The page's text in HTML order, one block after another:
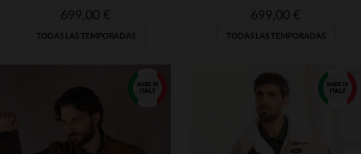
699,00 €
TODAS LAS TEMPORADAS
699,00 €
TODAS LAS TEMPORADAS